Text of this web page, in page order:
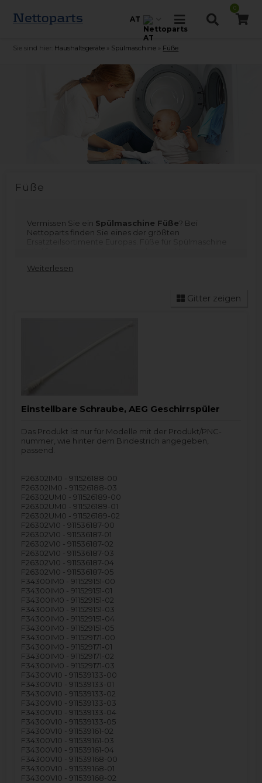
AT
0
Sie sind hier: Haushaltsgeräte Spülmaschine Füße
Füße
Vermissen Sie ein Spülmaschine Füße? Bei
Nettoparts finden Sie eines der größten
Ersatzteilsortimente Europas. Füße für Spülmaschine
verwenden können, um nach Ihrer Marke zu filtern.
Wenn Sie Hilfe beim Finden des benötigten
Spülmaschine Ersatzteils benötigen, zögern Sie bitte
Weiterlesen
Gitter zeigen
Einstellbare Schraube, AEG Geschirrspüler
Das Produkt ist nur für Modelle mit der Produkt/PNC-
nummer, wie hinter dem Bindestrich angegeben,
passend.
F26302IM0 - 911526188-00
F26302IM0 - 911526188-03
F26302UM0 - 911526189-00
F26302UM0 - 911526189-01
F26302UM0 - 911526189-02
F26302VI0 - 911536187-00
F26302VI0 - 911536187-01
F26302VI0 - 911536187-02
F26302VI0 - 911536187-03
F26302VI0 - 911536187-04
F26302VI0 - 911536187-05
F34300IM0 - 911529151-00
F34300IM0 - 911529151-01
F34300IM0 - 911529151-02
F34300IM0 - 911529151-03
F34300IM0 - 911529151-04
F34300IM0 - 911529151-05
F34300IM0 - 911529171-00
F34300IM0 - 911529171-01
F34300IM0 - 911529171-02
F34300IM0 - 911529171-03
F34300VI0 - 911539133-00
F34300VI0 - 911539133-01
F34300VI0 - 911539133-02
F34300VI0 - 911539133-03
F34300VI0 - 911539133-04
F34300VI0 - 911539133-05
F34300VI0 - 911539161-02
F34300VI0 - 911539161-03
F34300VI0 - 911539161-04
F34300VI0 - 911539168-00
F34300VI0 - 911539168-01
F34300VI0 - 911539168-02